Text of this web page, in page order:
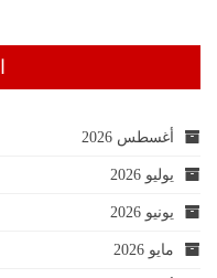
أغسطس 2026
يوليو 2026
يونيو 2026
مايو 2026